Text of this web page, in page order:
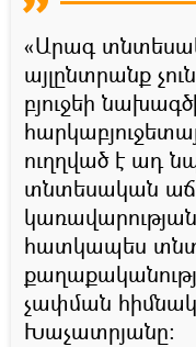
«Արագ
այլընտրանք
բյուջեի
ուղղված է ադ
տնտեսական
հատկապես
չափման
Խաչատրյանը: